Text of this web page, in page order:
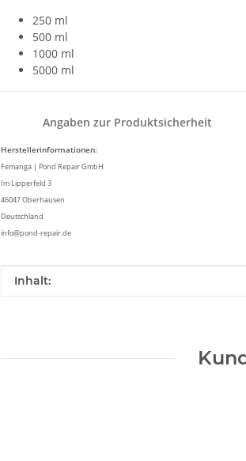
250 ml
500 ml
1000 ml
5000 ml
Angaben zur Produktsicherheit
Herstellerinformationen:
Femanga | Pond Repair GmbH
Im Lipperfeld 3
46047 Oberhausen
Deutschland
info@pond-repair.de
Produkteigenschaft
Wert
Inhalt: